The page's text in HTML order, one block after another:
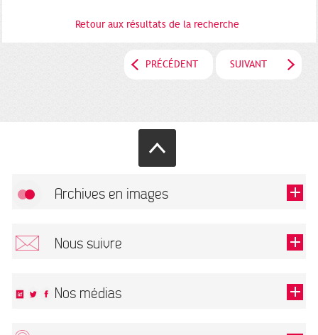
Retour aux résultats de la recherche
PRÉCÉDENT SUIVANT
Archives en images
Nous suivre
Nos médias